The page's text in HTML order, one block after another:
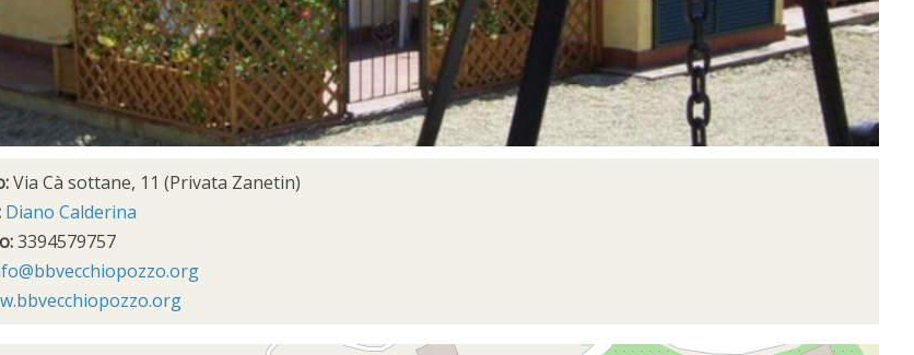
Via Cà sottane, 11 (Privata Zanetin)
Diano Calderina
3394579757